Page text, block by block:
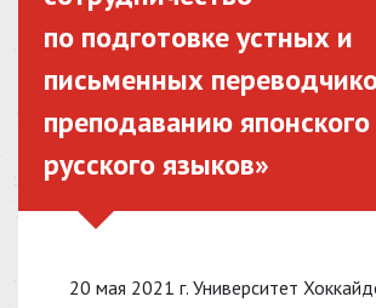
по подготовке устных и
письменных
преподаванию
русского языков»
20 мая 2021 г. Университет